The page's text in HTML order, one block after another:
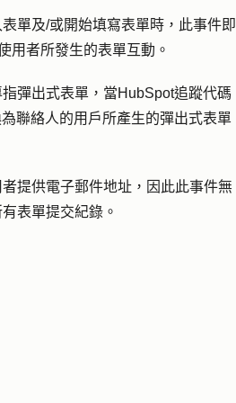
單及/或開始填寫表單時，此事件即
用者所發生的表單互動。
彈出式表單，當HubSpot追蹤代碼
聯絡人的用戶所產生的彈出式表單
提供電子郵件地址，因此此事件無
表單提交紀錄。